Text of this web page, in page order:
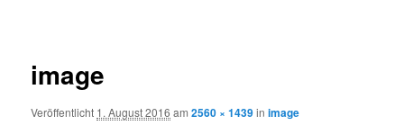
image
Veröffentlicht 1. August 2016 am2560 × 1439inimage